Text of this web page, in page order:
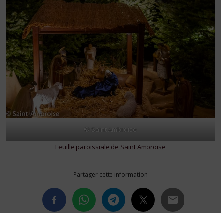
© Saint Ambroise
Feuille paroissiale de Saint Ambroise
Partager cette information